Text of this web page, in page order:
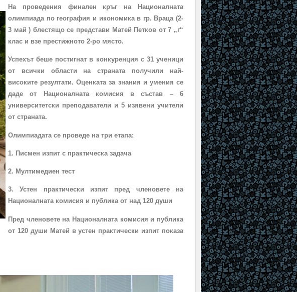
На проведения финален кръг на Националната
олимпиада по география и икономика в гр. Враца (2-
3 май ) блестящо се представи Матей Петков от 7 „г“
клас и взе престижното 2-ро място.
Успехът беше постигнат в конкуренция с 31 ученици
от всички области на страната получили най-
високите резултати. Оценката за знания и умения се
даде от Националната комисия в състав – 6
университетски преподаватели и 5 изявени учители
от страната.
Олимпиадата се проведе на три етапа:
1. Писмен изпит с практическа задача
2. Мултимедиен тест
3. Устен практически изпит пред членовете на
Националната комисия и публика от над 120 души
Пред членовете на Националната комисия и публика
от 120 души Матей в устен практически изпит показа